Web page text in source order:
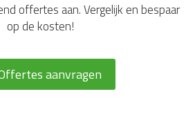
offertes aan. Vergelijk en bespaar
op de kosten!
aanvragen